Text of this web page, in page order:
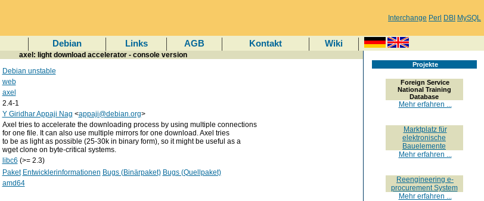
Interchange Perl DBI MySQL
Debian Links AGB Kontakt Wiki
axel: light download accelerator - console version
Debian unstable
web
axel
2.4-1
Y Giridhar Appaji Nag <appaji@debian.org>
Axel tries to accelerate the downloading process by using multiple connections
for one file. It can also use multiple mirrors for one download. Axel tries
to be as light as possible (25-30k in binary form), so it might be useful as a
wget clone on byte-critical systems.
libc6 (>= 2.3)
Paket Entwicklerinformationen Bugs (Binärpaket) Bugs (Quellpaket)
amd64
Projekte
Foreign Service
National Training
Database
Mehr erfahren ...
Marktplatz für
elektronische
Bauelemente
Mehr erfahren ...
Reengineering e-
procurement System
Mehr erfahren ...